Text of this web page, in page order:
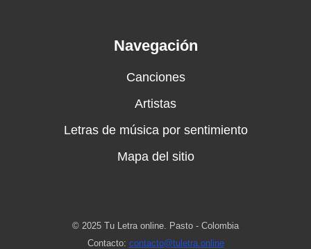
Navegación
Canciones
Artistas
Letras de música por sentimiento
Mapa del sitio
© 2025 Tu Letra online. Pasto - Colombia
Contacto: contacto@tuletra.online